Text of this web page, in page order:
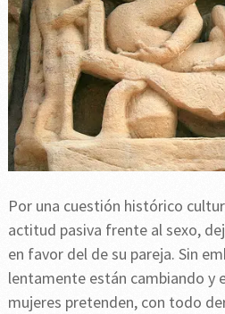
Por una cuestión histórico
actitud pasiva frente al sexo,
en favor del de su pareja. Sin
lentamente están cambiando y
mujeres pretenden, con todo